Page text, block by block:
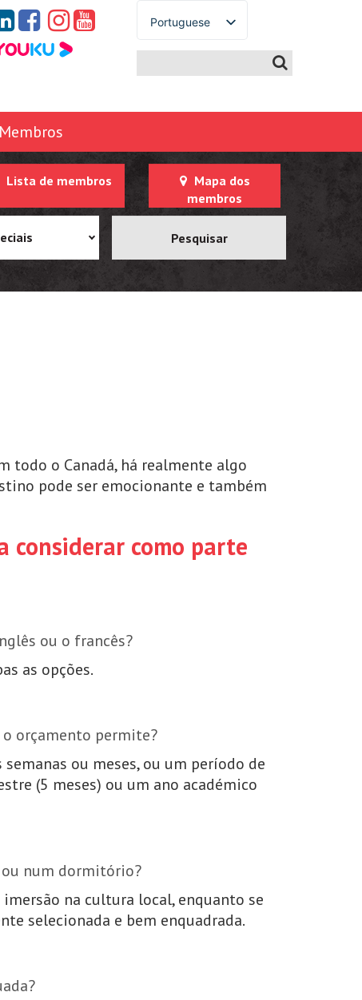
Portuguese
German
Arabic
Russian
Japanese
Korean
Membros
Lista de membros
Mapa dos
membros
todo o Canadá, há realmente algo
pode ser emocionante e também
considerar como parte
ou o francês?
as opções.
orçamento permite?
ou meses, ou um período de
(5 meses) ou um ano académico
num dormitório?
na cultura local, enquanto se
selecionada e bem enquadrada.